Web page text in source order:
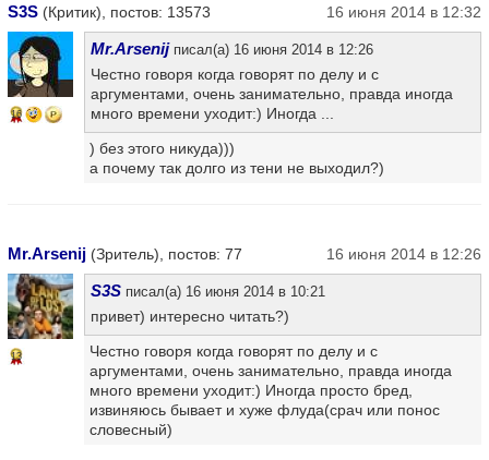
S3S (Критик), постов: 13573 16 июня 2014 в 12:32
16
Mr.Arsenijписал(а) 16 июня 2014 в 12:26
Честно говоря когда говорят по делу и с
аргументами, очень занимательно, правда иногда
много времени уходит:) Иногда ...
) без этого никуда)))
а почему так долго из тени не выходил?)
Mr.Arsenij (Зритель), постов: 77 16 июня 2014 в 12:26
13
S3S писал(а) 16 июня 2014 в 10:21
привет) интересно читать?)
Честно говоря когда говорят по делу и с
аргументами, очень занимательно, правда иногда
много времени уходит:) Иногда просто бред,
извиняюсь бывает и хуже флуда(срач или понос
словесный)